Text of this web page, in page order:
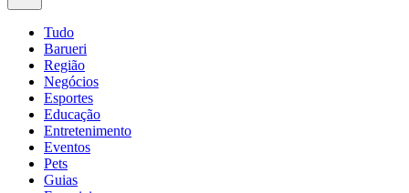
Tudo
Barueri
Região
Negócios
Esportes
Educação
Entretenimento
Eventos
Pets
Guias